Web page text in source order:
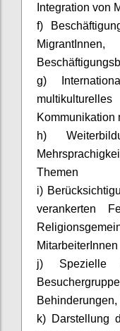
Integration von
f)
MigrantInnen,
g)
Kommunikation
h)
Themen
i)
verankerten
MitarbeiterInnen
j) Spezielle
k) Darstellung